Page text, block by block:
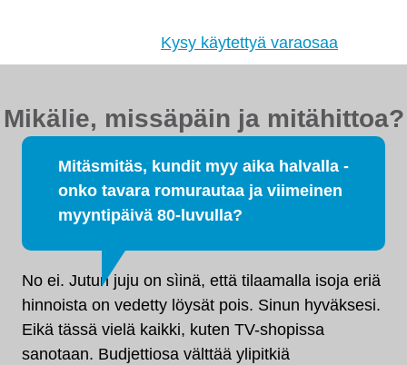
Kysy käytettyä varaosaa
Mikälie, missäpäin ja mitähittoa?
Mitäsmitäs, kundit myy aika halvalla -
onko tavara romurautaa ja viimeinen
myyntipäivä 80-luvulla?
No ei. Jutun juju on sìinä, että tilaamalla isoja eriä
hinnoista on vedetty löysät pois. Sinun hyväksesi.
Eikä tässä vielä kaikki, kuten TV-shopissa
sanotaan. Budjettiosa välttää ylipitkiä